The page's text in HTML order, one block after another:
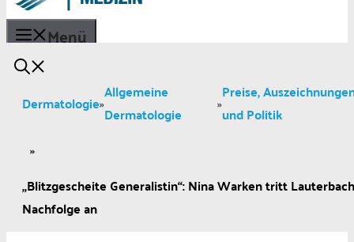
Menü
Dermatologie»Allgemeine
Dermatologie
»Preise,
und Politik
»
„Blitzgescheite Generalistin“: Nina Warken tritt
Nachfolge an